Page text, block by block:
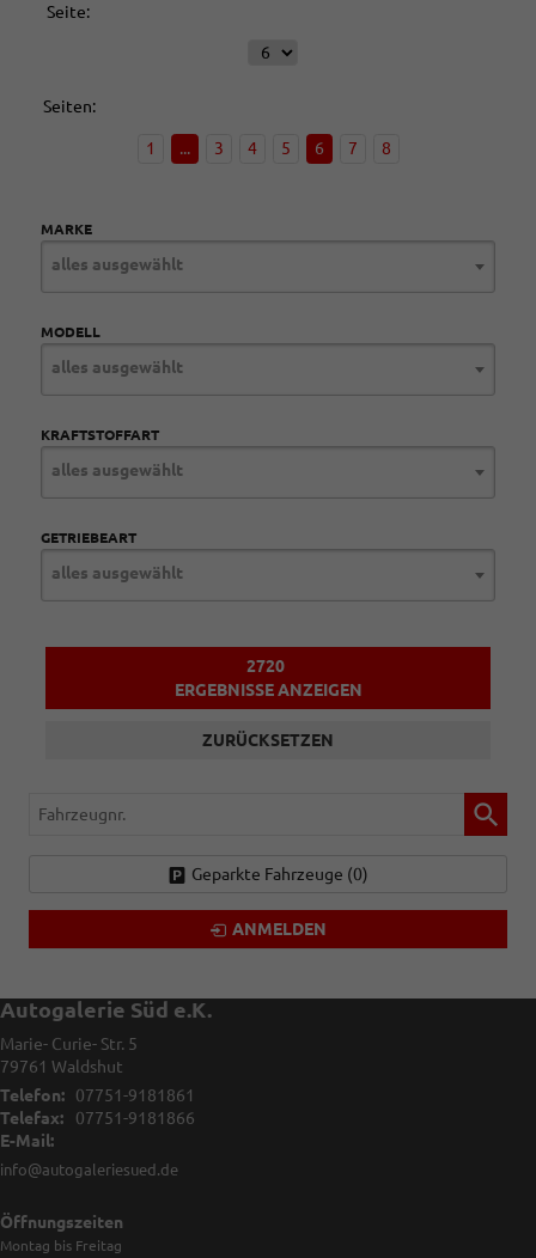
Seite:
Seiten:
1 ... 3 4 5 6 7 8
MARKE
alles ausgewählt
MODELL
alles ausgewählt
KRAFTSTOFFART
alles ausgewählt
GETRIEBEART
alles ausgewählt
2720
ERGEBNISSE ANZEIGEN
ZURÜCKSETZEN
Fahrzeugnr.
Geparkte Fahrzeuge (0)
ANMELDEN
Autogalerie Süd e.K.
Marie- Curie- Str. 5
79761 Waldshut
Telefon:
07751-9181861
Telefax:
07751-9181866
E-Mail:
info@autogaleriesued.de
Öffnungszeiten
Montag bis Freitag